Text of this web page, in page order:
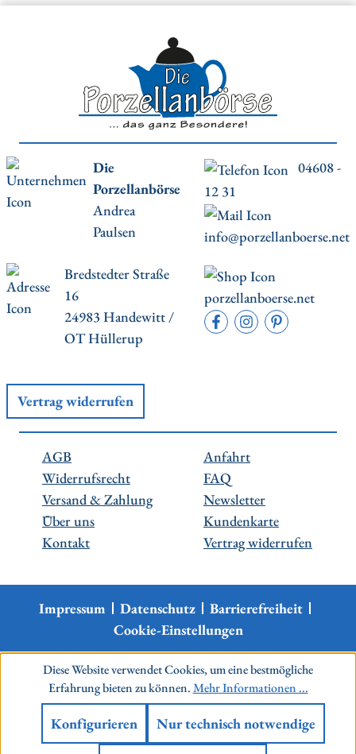
Die
Porzellanbörse
Andrea
Paulsen
04608 -
12 31
info@porzellanboerse.net
Bredstedter Straße
16
24983 Handewitt /
OT Hüllerup
porzellanboerse.net
Vertrag widerrufen
AGB
Widerrufsrecht
Versand & Zahlung
Über uns
Kontakt
Anfahrt
FAQ
Newsletter
Kundenkarte
Vertrag widerrufen
Impressum Datenschutz
Barrierefreiheit
Cookie-Einstellungen
Diese Website verwendet Cookies, um eine bestmögliche
Erfahrung bieten zu können.Mehr Informationen ...
Nur technisch notwendige
Konfigurieren